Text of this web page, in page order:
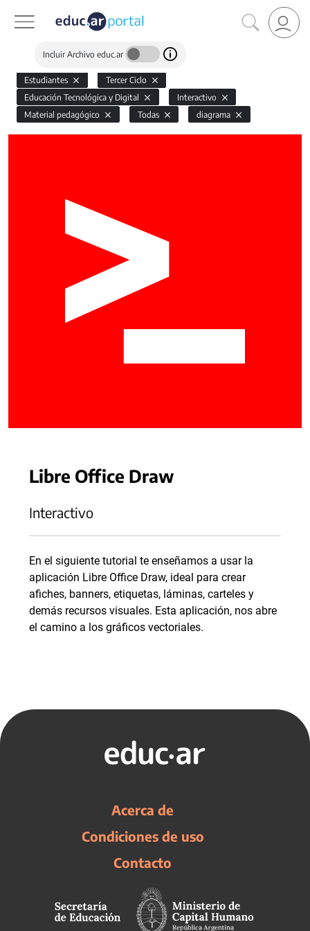
Incluir Archivo educ.ar
Estudiantes
Tercer Ciclo
Educación Tecnológica y Digital
Interactivo
Material pedagógico
Todas diagrama
Libre Office Draw
Interactivo
En el siguiente tutorial te enseñamos a usar la
aplicación Libre Office Draw, ideal para crear
afiches, banners, etiquetas, láminas, carteles y
demás recursos visuales. Esta aplicación, nos abre
el camino a los gráficos vectoriales.
Acerca de
Condiciones de uso
Contacto